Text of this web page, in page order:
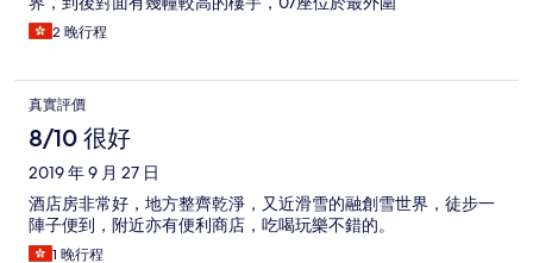
2 晚行程
真實評價
8/10 很好
2019 年 9 月 27 日
酒店房非常好，地方整齊乾淨，又近滑雪的融創雪世界，徒步一
陣子便到，附近亦有便利商店，吃喝玩樂不錯的。
1 晚行程